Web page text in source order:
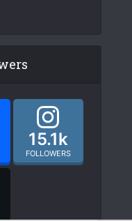
15.1k
FOLLOWERS